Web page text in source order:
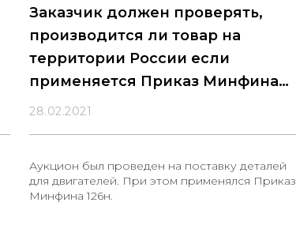
Заказчик должен проверять,
производится ли товар на
территории России если
применяется Приказ Минфина
№126н
28.02.2021
Аукцион был проведен на поставку деталей
для двигателей. При этом применялся Приказ
Минфина 126н.